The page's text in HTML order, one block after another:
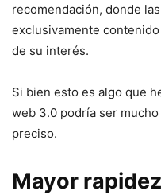
recomendación, donde
exclusivamente
de su interés.
Si bien esto es algo que
web 3.0 podría ser mucho
preciso.
Mayor rapidez